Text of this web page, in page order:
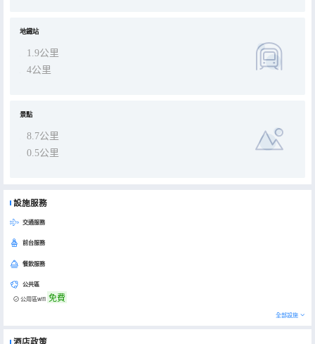
地鐵站
1.9公里
4公里
景點
8.7公里
0.5公里
設施服務
交通服務
前台服務
餐飲服務
公共區
公用區wifi 免費
全部設施